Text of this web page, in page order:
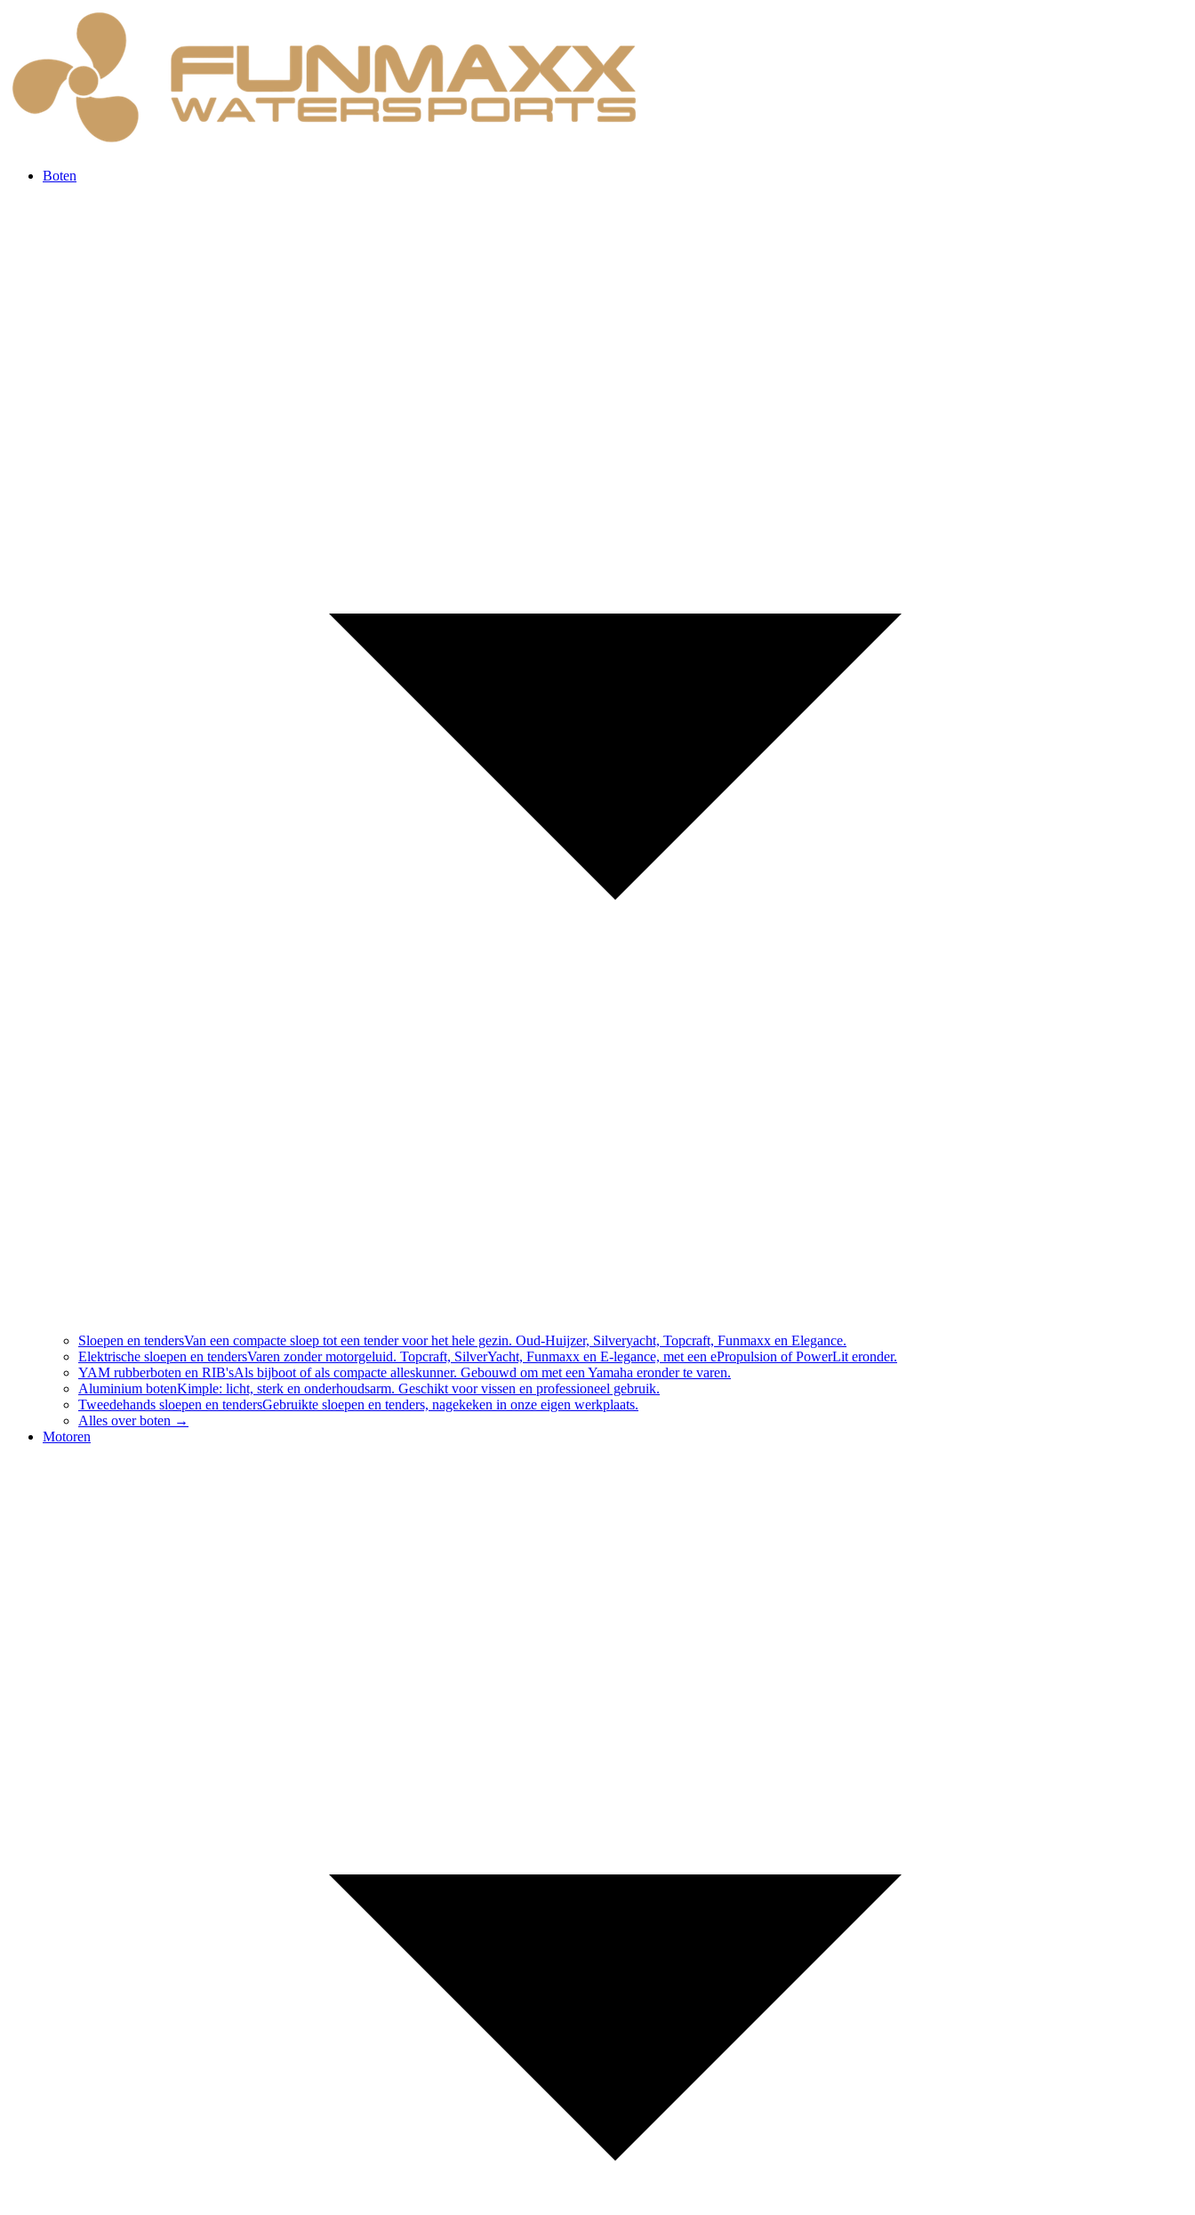
Boten
Sloepen en tendersVan een compacte sloep tot een tender voor het hele gezin. Oud-Huijzer, Silveryacht, Topcraft, Funmaxx en Elegance.
Elektrische sloepen en tendersVaren zonder motorgeluid. Topcraft, SilverYacht, Funmaxx en E-legance, met een ePropulsion of PowerLit eronder.
YAM rubberboten en RIB'sAls bijboot of als compacte alleskunner. Gebouwd om met een Yamaha eronder te varen.
Aluminium botenKimple: licht, sterk en onderhoudsarm. Geschikt voor vissen en professioneel gebruik.
Tweedehands sloepen en tendersGebruikte sloepen en tenders, nagekeken in onze eigen werkplaats.
Alles overboten →
Motoren